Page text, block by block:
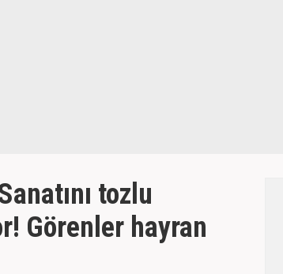
tozlu
Görenler hayran